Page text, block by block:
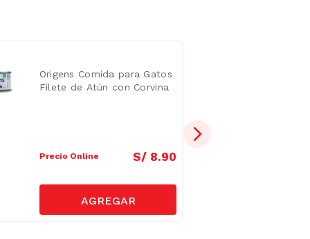
Origens Comida para Gatos
Filete de Atún con Corvina
Precio Online S/ 8.90